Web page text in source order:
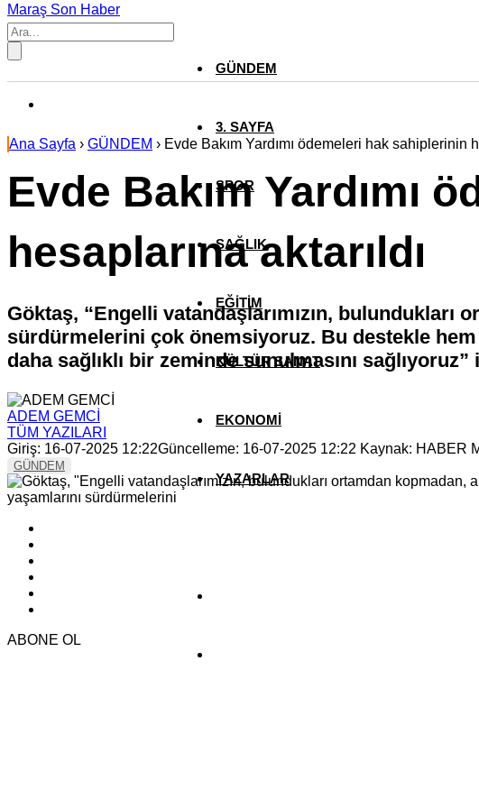
Maraş Son Haber
GÜNDEM
3. SAYFA
SPOR
SAĞLIK
EĞİTİM
KÜLTÜR SANAT
EKONOMİ
YAZARLAR
Ana Sayfa › GÜNDEM › Evde Bakım Yardımı ödemeleri hak sahiplerinin
Evde Bakım Yardımı
hesaplarına aktarıldı
Göktaş, “Engelli vatandaşlarımızın, bulundukları
sürdürmelerini çok önemsiyoruz. Bu destekle
daha sağlıklı bir zeminde sunulmasını
ADEM GEMCİ
TÜM YAZILARI
Giriş: 16-07-2025 12:22Güncelleme: 16-07-2025 12:22 Kaynak: HABER
GÜNDEM
ABONE OL